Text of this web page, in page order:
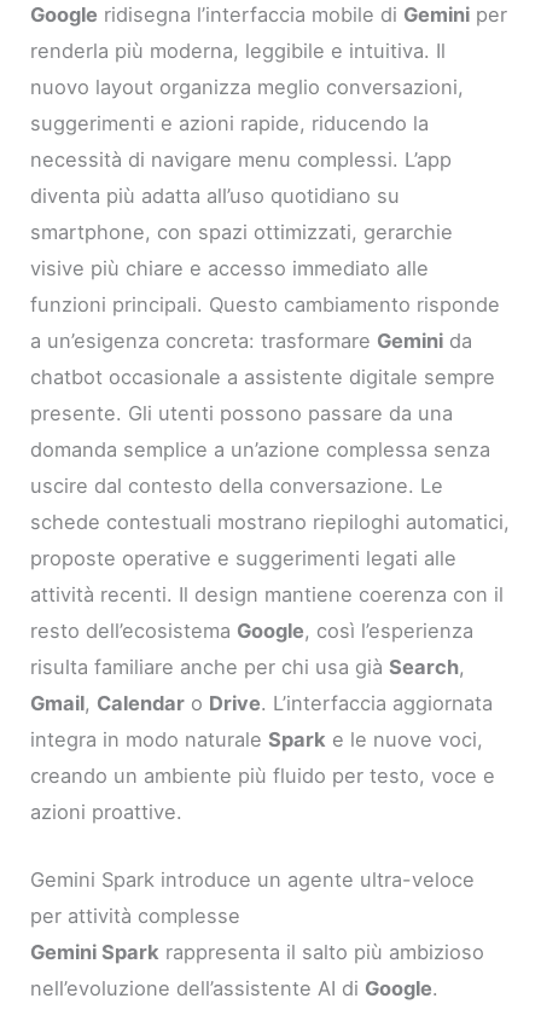
Google ridisegna l’interfaccia mobile di Gemini per
renderla più moderna, leggibile e intuitiva. Il
nuovo layout organizza meglio conversazioni,
suggerimenti e azioni rapide, riducendo la
necessità di navigare menu complessi. L’app
diventa più adatta all’uso quotidiano su
smartphone, con spazi ottimizzati, gerarchie
visive più chiare e accesso immediato alle
funzioni principali. Questo cambiamento risponde
a un’esigenza concreta: trasformare Gemini da
chatbot occasionale a assistente digitale sempre
presente. Gli utenti possono passare da una
domanda semplice a un’azione complessa senza
uscire dal contesto della conversazione. Le
schede contestuali mostrano riepiloghi automatici,
proposte operative e suggerimenti legati alle
attività recenti. Il design mantiene coerenza con il
resto dell’ecosistema Google, così l’esperienza
risulta familiare anche per chi usa giàSearch,
Gmail, Calendar o Drive. L’interfaccia aggiornata
integra in modo naturaleSpark e le nuove voci,
creando un ambiente più fluido per testo, voce e
azioni proattive.
Gemini Spark introduce un agente ultra-veloce
per attività complesse
Gemini Spark rappresenta il salto più ambizioso
nell’evoluzione dell’assistente AI di Google.